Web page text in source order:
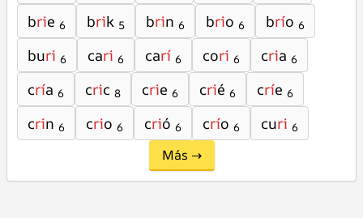
brie 6 brik 5 brin 6 brio 6 brío 6
buri 6 cari 6 carí 6 cori 6 cria 6
cría 6 cric 8 crie 6 crié 6 críe 6
crin 6 crio 6 crió 6 crío 6 curi 6
Más →